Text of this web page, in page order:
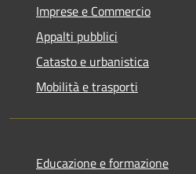
Imprese e Commercio
Appalti pubblici
Catasto e urbanistica
Mobilità e trasporti
Educazione e formazione